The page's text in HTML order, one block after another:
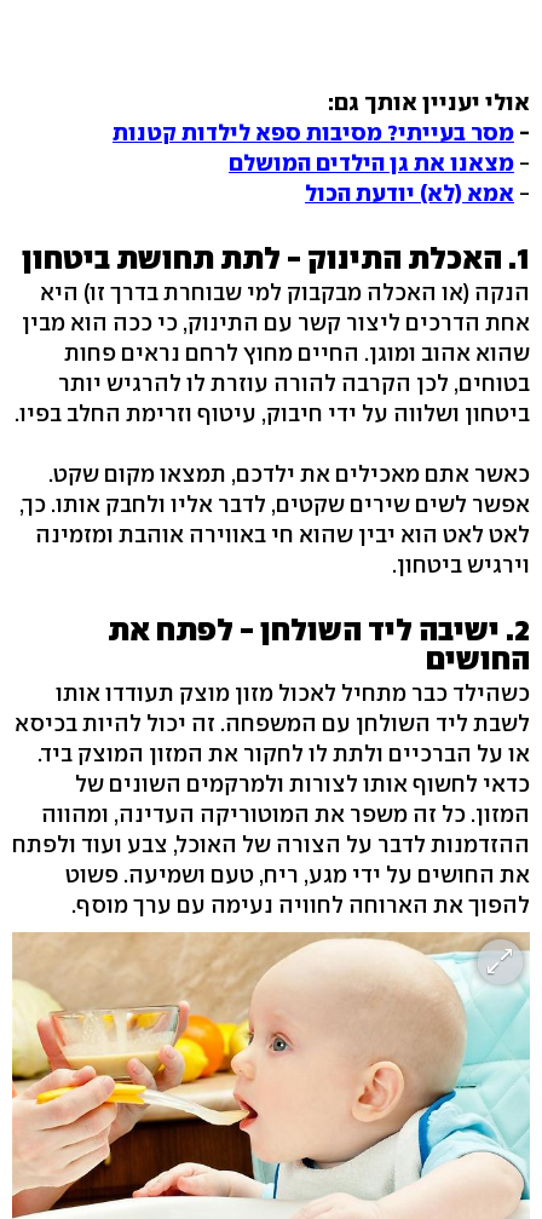
אולי יעניין אותך גם:
- מסר בעייתי? מסיבות ספא לילדות קטנות
- מצאנו את גן הילדים המושלם
- אמא (לא) יודעת הכול
1. האכלת התינוק - לתת תחושת ביטחון
הנקה (או האכלה מבקבוק למי שבוחרת בדרך זו) היא
אחת הדרכים ליצור קשר עם התינוק, כי ככה הוא מבין
שהוא אהוב ומוגן. החיים מחוץ לרחם נראים פחות
בטוחים, לכן הקרבה להורה עוזרת לו להרגיש יותר
ביטחון ושלווה על ידי חיבוק, עיטוף וזרימת החלב בפיו.
כאשר אתם מאכילים את ילדכם, תמצאו מקום שקט.
אפשר לשים שירים שקטים, לדבר אליו ולחבק אותו. כך,
לאט לאט הוא יבין שהוא חי באווירה אוהבת ומזמינה
וירגיש ביטחון.
2. ישיבה ליד השולחן - לפתח את
החושים
כשהילד כבר מתחיל לאכול מזון מוצק תעודדו אותו
לשבת ליד השולחן עם המשפחה. זה יכול להיות בכיסא
או על הברכיים ולתת לו לחקור את המזון המוצק ביד.
כדאי לחשוף אותו לצורות ולמרקמים השונים של
המזון. כל זה משפר את המוטוריקה העדינה, ומהווה
ההזדמנות לדבר על הצורה של האוכל, צבע ועוד ולפתח
את החושים על ידי מגע, ריח, טעם ושמיעה. פשוט
להפוך את הארוחה לחוויה נעימה עם ערך מוסף.